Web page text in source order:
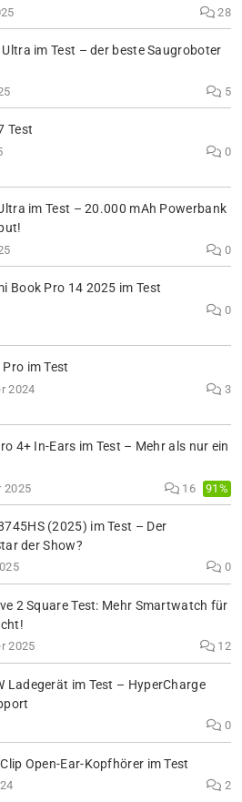
28
Ultra im Test – der beste Saugroboter
5
Test
0
im Test – 20.000 mAh Powerbank
0
Book Pro 14 2025 im Test
0
im Test
2024 3
4+ In-Ears im Test – Mehr als nur ein
2025 16 91%
(2025) im Test – Der
der Show?
0
2 Square Test: Mehr Smartwatch für
2025 12
Ladegerät im Test – HyperCharge
0
Open-Ear-Kopfhörer im Test
2